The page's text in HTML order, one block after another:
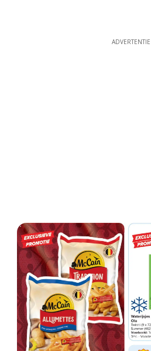
ADVERTENTIE